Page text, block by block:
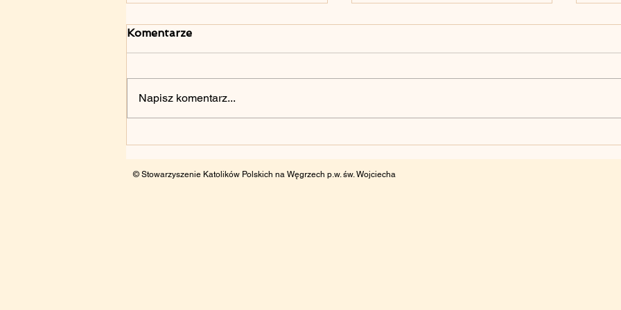
’1956 – 28.06.2026
Komentarze
Napisz komentarz...
© Stowarzyszenie Katolików Polskich na Węgrzech p.w. św. Wojciecha